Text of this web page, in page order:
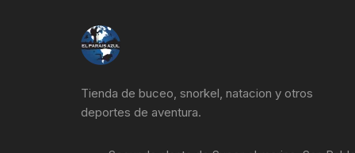
Tienda de buceo, snorkel, natacion y otros
deportes de aventura.